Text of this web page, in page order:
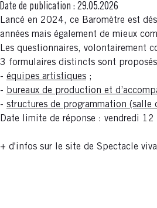
Date de publication : 29.05.2026
Lancé en 2024, ce Baromètre est
années mais également de mieux
Les questionnaires, volontairement
3 formulaires distincts sont
- équipes artistiques ;
- bureaux de production et
- structures de programmation (salle
Date limite de réponse : vendredi
+ d'infos sur le site de Spectacle